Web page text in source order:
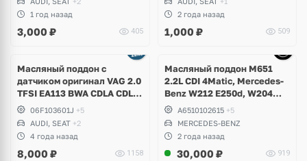
Scirocco, Caddy, Passat B6,
B7, Polo, Touran, Seat Leon,
Altea
1 год назад
3,000 ₽ 405
B3, B4, B5, Seat Toledo,
Cordoba, Ibiza
2 года назад
1,000 ₽ 509
Масляный поддон с
датчиком оригинал VAG 2.0
TFSI EA113 BWA CDLA CDLC
CDLG06F103601J +5
AUDI, SEAT +2
4 года назад
8,000 ₽ 1158
Масляный поддон M651
2.2L CDI 4Matic, Mercedes-
Benz W212 E250d, W204
GLKA6510102615 +5
MERCEDES-BENZ
2 года назад
30,000 ₽ 919